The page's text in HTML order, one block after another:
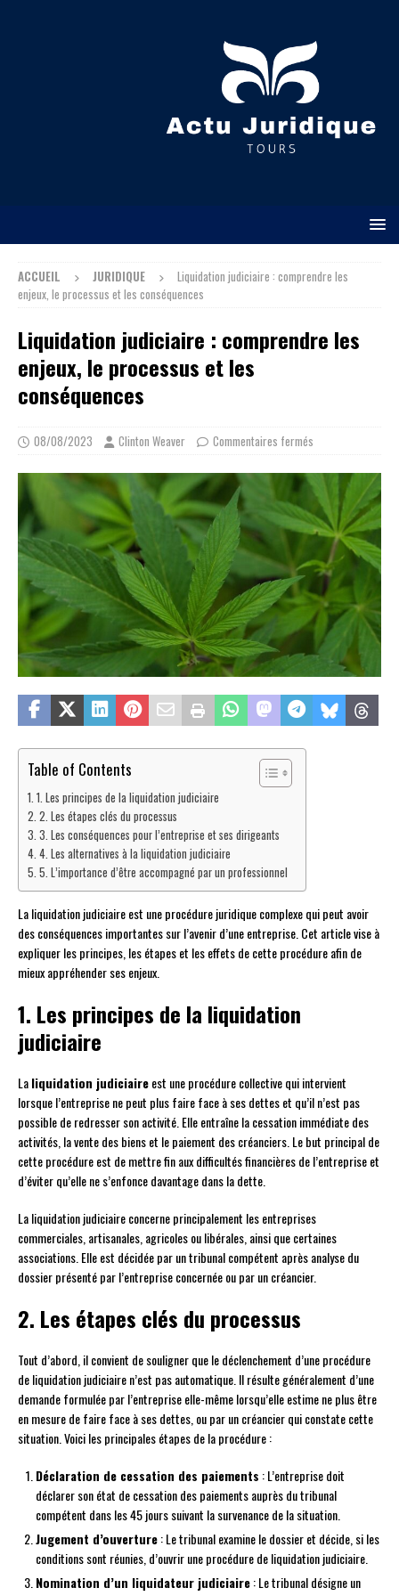
ACCUEIL JURIDIQUE
Liquidation judiciaire : comprendre les
enjeux, le processus et les conséquences
Liquidation judiciaire : comprendre les
enjeux, le processus et les
conséquences
08/08/2023 Clinton Weaver Commentaires fermés
Table of Contents
1. Les principes de la liquidation judiciaire
2. Les étapes clés du processus
3. Les conséquences pour l’entreprise et ses dirigeants
4. Les alternatives à la liquidation judiciaire
5. L’importance d’être accompagné par un professionnel
La liquidation judiciaire est une procédure juridique complexe qui peut avoir
des conséquences importantes sur l’avenir d’une entreprise. Cet article vise à
expliquer les principes, les étapes et les effets de cette procédure afin de
mieux appréhender ses enjeux.
1. Les principes de la liquidation
judiciaire
Laliquidation judiciaireest une procédure collective qui intervient
lorsque l’entreprise ne peut plus faire face à ses dettes et qu’il n’est pas
possible de redresser son activité. Elle entraîne la cessation immédiate des
activités, la vente des biens et le paiement des créanciers. Le but principal de
cette procédure est de mettre fin aux difficultés financières de l’entreprise et
d’éviter qu’elle ne s’enfonce davantage dans la dette.
La liquidation judiciaire concerne principalement les entreprises
commerciales, artisanales, agricoles ou libérales, ainsi que certaines
associations. Elle est décidée par un tribunal compétent après analyse du
dossier présenté par l’entreprise concernée ou par un créancier.
2. Les étapes clés du processus
Tout d’abord, il convient de souligner que le déclenchement d’une procédure
de liquidation judiciaire n’est pas automatique. Il résulte généralement d’une
demande formulée par l’entreprise elle-même lorsqu’elle estime ne plus être
en mesure de faire face à ses dettes, ou par un créancier qui constate cette
situation. Voici les principales étapes de la procédure :
Déclaration de cessation des paiements : L’entreprise doit
déclarer son état de cessation des paiements auprès du tribunal
compétent dans les 45 jours suivant la survenance de la situation.
Jugement d’ouverture: Le tribunal examine le dossier et décide, si les
conditions sont réunies, d’ouvrir une procédure de liquidation judiciaire.
Nomination d’un liquidateur judiciaire: Le tribunal désigne un